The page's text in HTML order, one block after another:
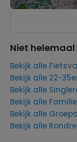
Niet
Bekijk alle
Bekijk alle 22-
Bekijk alle
Bekijk alle
Bekijk alle
Bekijk alle
Reizen